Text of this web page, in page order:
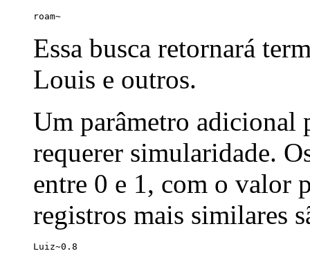
roam~
Essa busca retornará
Louis e outros.
Um parâmetro adicional
requerer simularidade.
entre 0 e 1, com o valor
registros mais similares
Luiz~0.8